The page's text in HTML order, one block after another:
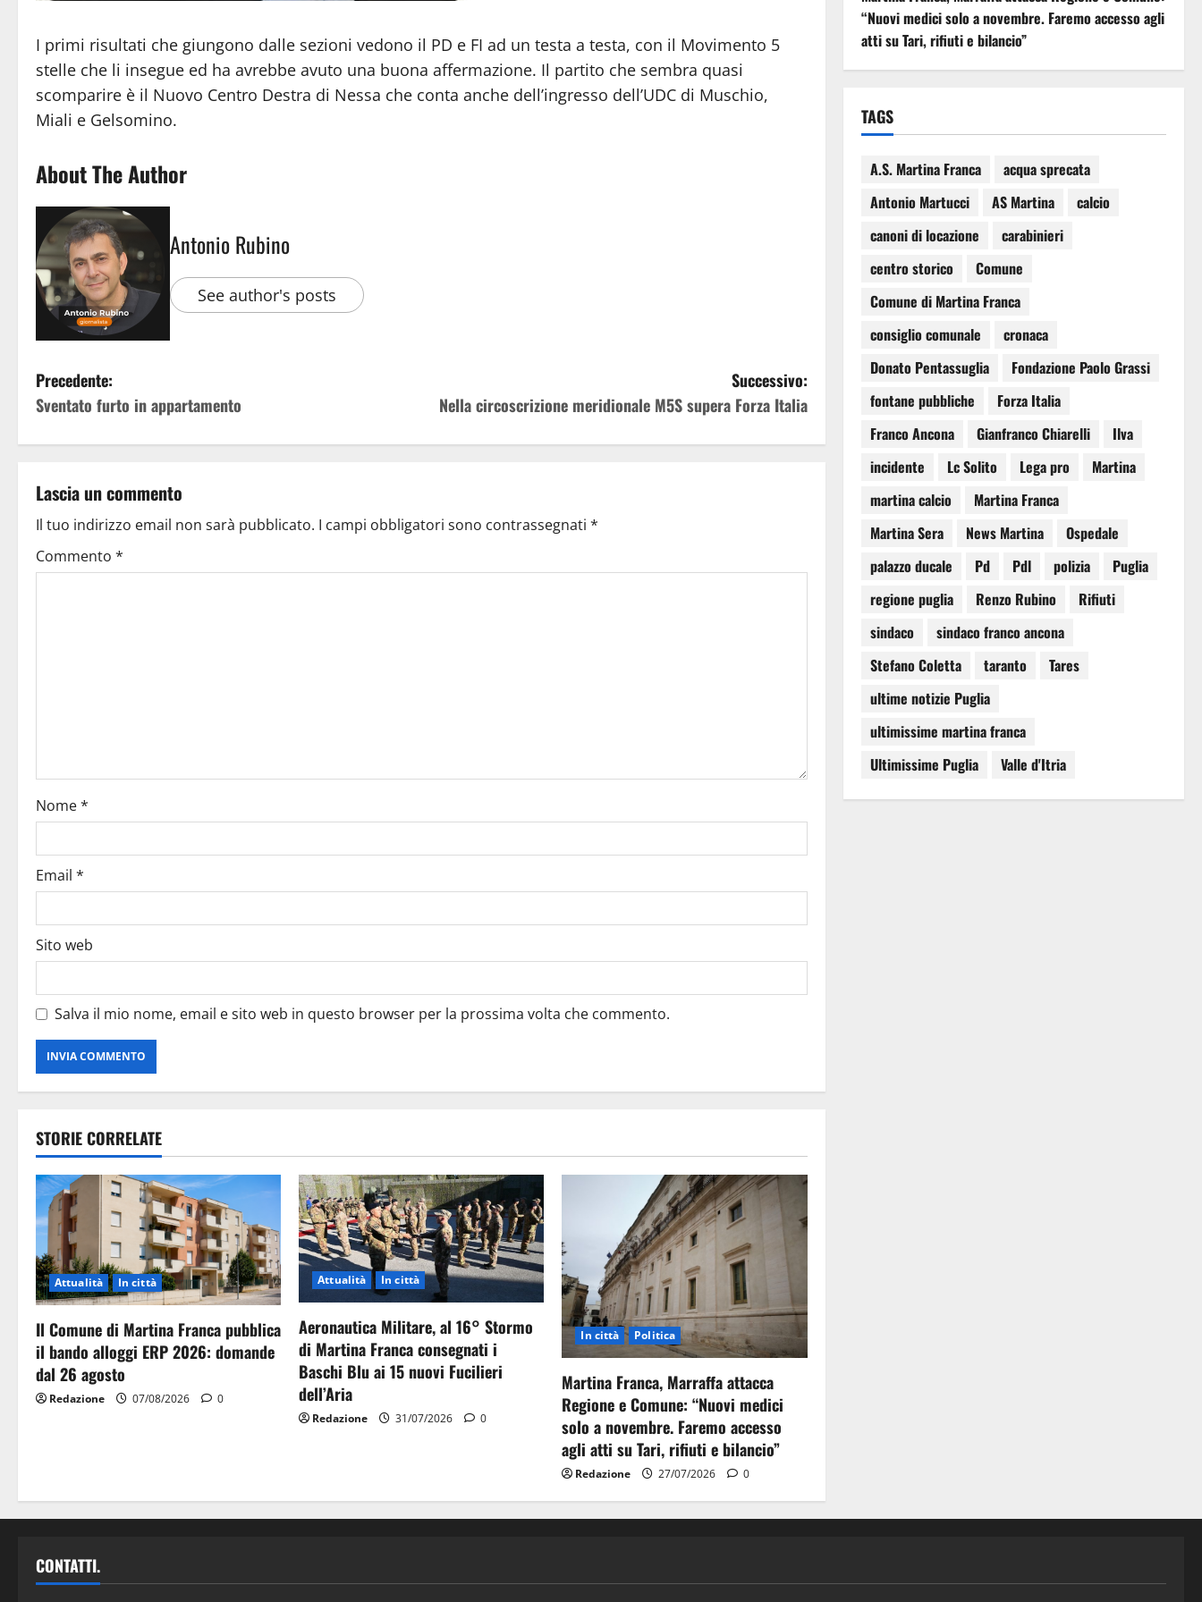
I primi risultati che giungono dalle sezioni vedono il PD e FI ad un testa a testa, con il Movimento 5
stelle che li insegue ed ha avrebbe avuto una buona affermazione. Il partito che sembra quasi
scomparire è il Nuovo Centro Destra di Nessa che conta anche dell’ingresso dell’UDC di Muschio,
Miali e Gelsomino.
About The Author
Antonio Rubino
See author's posts
Precedente:
Sventato furto in appartamento
Successivo:
Nella circoscrizione meridionale M5S supera Forza Italia
Lascia un commento
Il tuo indirizzo email non sarà pubblicato. I campi obbligatori sono contrassegnati *
Commento *
Nome*
Email *
Sito web
Salva il mio nome, email e sito web in questo browser per la prossima volta che commento.
STORIE CORRELATE
Attualità In città
Il Comune di Martina Franca pubblica
il bando alloggi ERP 2026: domande
dal 26 agosto
Redazione 07/08/2026 0
Attualità In città
Aeronautica Militare, al 16° Stormo
di Martina Franca consegnati i
Baschi Blu ai 15 nuovi Fucilieri
dell’Aria
Redazione 31/07/2026 0
In città Politica
Martina Franca, Marraffa attacca
Regione e Comune: “Nuovi medici
solo a novembre. Faremo accesso
agli atti su Tari, rifiuti e bilancio”
Redazione 27/07/2026 0
“Nuovi medici solo a novembre. Faremo accesso agli
atti su Tari, rifiuti e bilancio”
TAGS
A.S. Martina Franca
acqua sprecata
Antonio Martucci
AS Martina
calcio
canoni di locazione
carabinieri
centro storico
Comune
Comune di Martina Franca
consiglio comunale
cronaca
Donato Pentassuglia
Fondazione Paolo Grassi
fontane pubbliche
Forza Italia
Franco Ancona
Gianfranco Chiarelli
Ilva
incidente
Lc Solito Lega pro
Martina
martina calcio
Martina Franca
Martina Sera
News Martina
Ospedale
palazzo ducale
Pd Pdl polizia
Puglia
regione puglia
Renzo Rubino
Rifiuti
sindaco
sindaco franco ancona
Stefano Coletta
taranto
Tares
ultime notizie Puglia
ultimissime martina franca
Ultimissime Puglia
Valle d'Itria
CONTATTI.